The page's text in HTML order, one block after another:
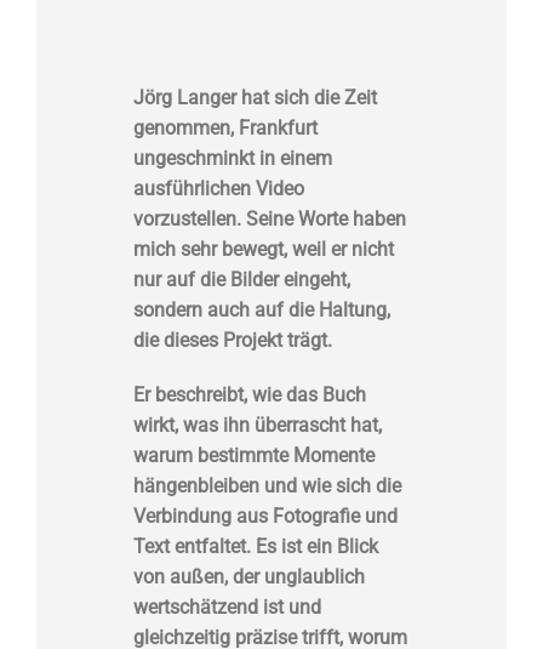
Jörg Langer hat sich die Zeit
genommen, Frankfurt
ungeschminktin einem
ausführlichen Video
vorzustellen. Seine Worte haben
mich sehr bewegt, weil er nicht
nur auf die Bilder eingeht,
sondern auch auf die Haltung,
die dieses Projekt trägt.
Er beschreibt, wie das Buch
wirkt, was ihn überrascht hat,
warum bestimmte Momente
hängenbleiben und wie sich die
Verbindung aus Fotografie und
Text entfaltet. Es ist ein Blick
von außen, der unglaublich
wertschätzend ist und
gleichzeitig präzise trifft, worum